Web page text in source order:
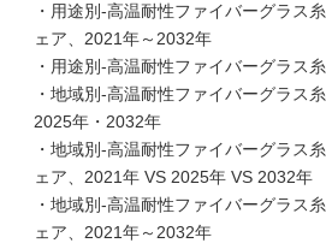
・用途別-高温耐性ファイバーグラス
ェア、2021年～2032年
・用途別-高温耐性ファイバーグラス
・地域別-高温耐性ファイバーグラス
2025年・2032年
・地域別-高温耐性ファイバーグラス
ェア、2021年 VS 2025年 VS 2032年
・地域別-高温耐性ファイバーグラス
ェア、2021年～2032年